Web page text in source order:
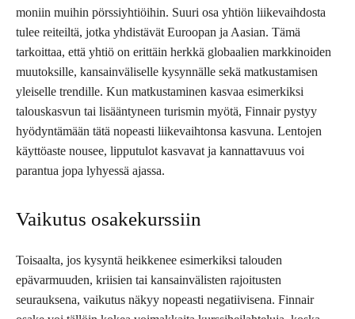
moniin muihin pörssiyhtiöihin. Suuri osa yhtiön liikevaihdosta
tulee reiteiltä, jotka yhdistävät Euroopan ja Aasian. Tämä
tarkoittaa, että yhtiö on erittäin herkkä globaalien markkinoiden
muutoksille, kansainväliselle kysynnälle sekä matkustamisen
yleiselle trendille. Kun matkustaminen kasvaa esimerkiksi
talouskasvun tai lisääntyneen turismin myötä, Finnair pystyy
hyödyntämään tätä nopeasti liikevaihtonsa kasvuna. Lentojen
käyttöaste nousee, lipputulot kasvavat ja kannattavuus voi
parantua jopa lyhyessä ajassa.
Vaikutus osakekurssiin
Toisaalta, jos kysyntä heikkenee esimerkiksi talouden
epävarmuuden, kriisien tai kansainvälisten rajoitusten
seurauksena, vaikutus näkyy nopeasti negatiivisena. Finnair